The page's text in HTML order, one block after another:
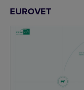
EUROVET